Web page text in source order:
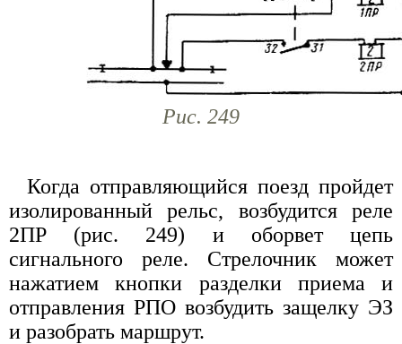
Рис. 249
Когда отправляющийся поезд пройдет
изолированный рельс, возбудится реле
2ПР (рис. 249) и оборвет цепь
сигнального реле. Стрелочник может
нажатием кнопки разделки приема и
отправления РПО возбудить защелку ЭЗ
и разобрать маршрут.